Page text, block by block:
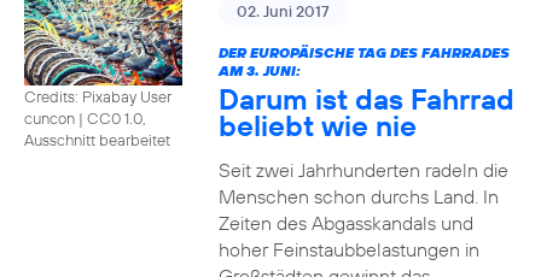
Credits: Pixabay User
cuncon | CC0 1.0,
Ausschnitt bearbeitet
02. Juni 2017
DER EUROPÄISCHE TAG DES FAHRRADES
AM 3. JUNI:
Darum ist das Fahrrad
beliebt wie nie
Seit zwei Jahrhunderten radeln die
Menschen schon durchs Land. In
Zeiten des Abgasskandals und
hoher Feinstaubbelastungen in